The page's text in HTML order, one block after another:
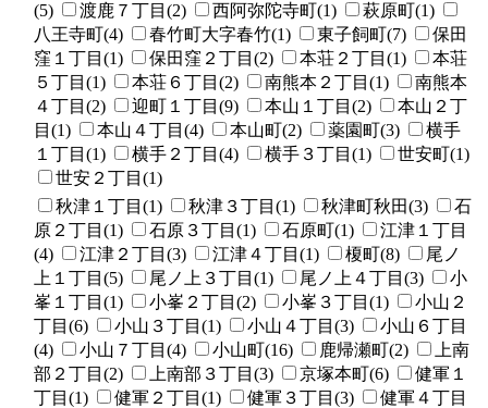
(5)
渡鹿７丁目(2) 西阿弥陀寺町(1)
萩原町(1)
八王寺町(4)
春竹町大字春竹(1) 東子飼町(7)
保田
窪１丁目(1)
保田窪２丁目(2) 本荘２丁目(1)
本荘
５丁目(1)
本荘６丁目(2) 南熊本２丁目(1)
南熊本
４丁目(2)
迎町１丁目(9) 本山１丁目(2)
本山２丁
目(1)
本山４丁目(4) 本山町(2) 薬園町(3)
横手
１丁目(1)
横手２丁目(4) 横手３丁目(1)
世安町(1)
世安２丁目(1)
秋津１丁目(1) 秋津３丁目(1) 秋津町秋田(3)
石
原２丁目(1)
石原３丁目(1) 石原町(1)
江津１丁目
(4)
江津２丁目(3) 江津４丁目(1) 榎町(8)
尾ノ
上１丁目(5)
尾ノ上３丁目(1) 尾ノ上４丁目(3)
小
峯１丁目(1)
小峯２丁目(2) 小峯３丁目(1)
小山２
丁目(6)
小山３丁目(1) 小山４丁目(3)
小山６丁目
(4)
小山７丁目(4) 小山町(16) 鹿帰瀬町(2)
上南
部２丁目(2)
上南部３丁目(3) 京塚本町(6)
健軍１
丁目(1)
健軍２丁目(1) 健軍３丁目(3)
健軍４丁目